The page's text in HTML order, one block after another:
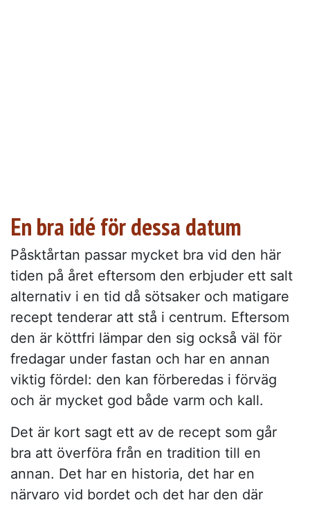
En bra idé för dessa datum
Påsktårtan passar mycket bra vid den här
tiden på året eftersom den erbjuder ett salt
alternativ i en tid då sötsaker och matigare
recept tenderar att stå i centrum. Eftersom
den är köttfri lämpar den sig också väl för
fredagar under fastan och har en annan
viktig fördel: den kan förberedas i förväg
och är mycket god både varm och kall.
Det är kort sagt ett av de recept som går
bra att överföra från en tradition till en
annan. Det har en historia, det har en
närvaro vid bordet och det har den där